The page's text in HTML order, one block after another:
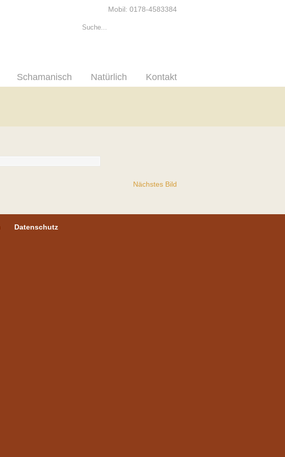
Mobil: 0178-4583384
Schamanisch Natürlich Kontakt
Nächstes Bild
Datenschutz